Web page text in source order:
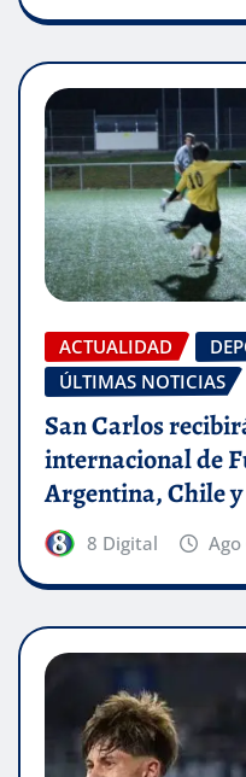
ACTUALIDAD
ÚLTIMAS NOTICIAS
San Carlos
internacional de
Argentina, Chile
8 Digital